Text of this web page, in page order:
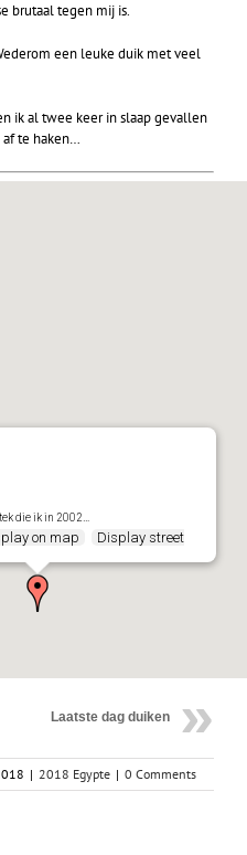
brutaal tegen mij is.
een leuke duik met veel
ik al twee keer in slaap gevallen
te haken…
die ik in 2002…
on map
Display street
Laatste dag duiken
| 2018 Egypte | 0 Comments